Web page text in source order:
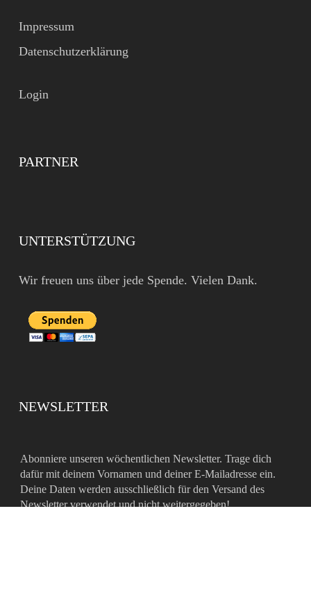
Impressum
Datenschutzerklärung
Login
PARTNER
UNTERSTÜTZUNG
Wir freuen uns über jede Spende. Vielen Dank.
NEWSLETTER
Abonniere unseren wöchentlichen Newsletter. Trage dich
dafür mit deinem Vornamen und deiner E-Mailadresse ein.
Deine Daten werden ausschließlich für den Versand des
Newsletter verwendet und nicht weitergegeben!